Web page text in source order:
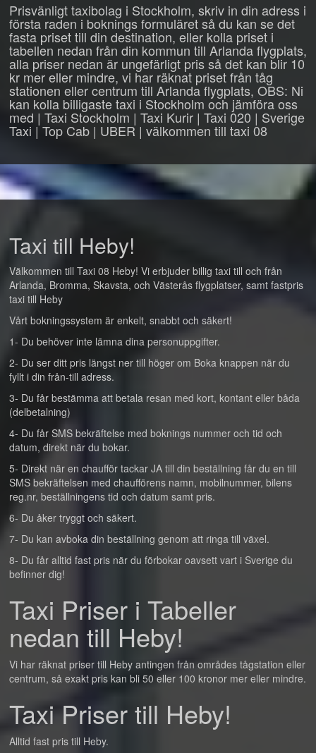
Prisvänligt taxibolag i Stockholm, skriv in din adress i
första raden i boknings formuläret så du kan se det
fasta priset till din destination, eller kolla priset i
tabellen nedan från din kommun till Arlanda flygplats,
alla priser nedan är ungefärligt pris så det kan blir 10
kr mer eller mindre, vi har räknat priset från tåg
stationen eller centrum till Arlanda flygplats, OBS: Ni
kan kolla billigaste taxi i Stockholm och jämföra oss
med | Taxi Stockholm | Taxi Kurir | Taxi 020 | Sverige
Taxi | Top Cab | UBER | välkommen till taxi 08
Taxi till Heby!
Välkommen till Taxi 08 Heby! Vi erbjuder billig taxi till och från
Arlanda, Bromma, Skavsta, och Västerås flygplatser, samt fastpris
taxi till Heby
Vårt bokningssystem är enkelt, snabbt och säkert!
1- Du behöver inte lämna dina personuppgifter.
2- Du ser ditt pris längst ner till höger om Boka knappen när du
fyllt i din från-till adress.
3- Du får bestämma att betala resan med kort, kontant eller båda
(delbetalning)
4- Du får SMS bekräftelse med boknings nummer och tid och
datum, direkt när du bokar.
5- Direkt när en chaufför tackar JA till din beställning får du en till
SMS bekräftelsen med chaufförens namn, mobilnummer, bilens
reg.nr, beställningens tid och datum samt pris.
6- Du åker tryggt och säkert.
7- Du kan avboka din beställning genom att ringa till växel.
8- Du får alltid fast pris när du förbokar oavsett vart i Sverige du
befinner dig!
Taxi Priser i Tabeller
nedan till Heby!
Vi har räknat priser till Heby antingen från områdes tågstation eller
centrum, så exakt pris kan bli 50 eller 100 kronor mer eller mindre.
Taxi Priser till Heby!
Alltid fast pris till Heby.